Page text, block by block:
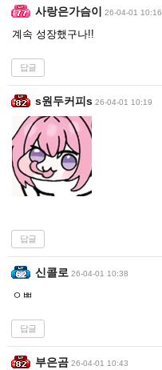
사랑은가슴이 26-04-01 10:16
계속 성장했구나!!
답글
s원두커피s 26-04-01 10:19
답글
신콜로 26-04-01 10:38
ㅇㅃ
답글
부은곰 26-04-01 10:43